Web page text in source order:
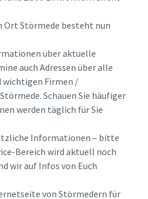
Ort Störmede besteht nun
über aktuelle
auch Adressen über alle
wichtigen Firmen /
Schauen Sie häufiger
werden täglich für Sie
Informationen – bitte
Bereich wird aktuell noch
wir auf Infos von Euch
von Störmedern für